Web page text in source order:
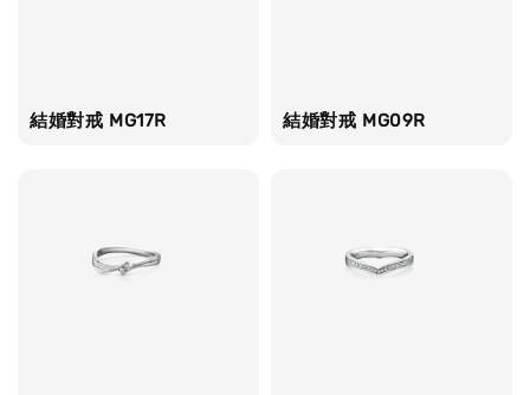
結婚對戒 MG17R 結婚對戒 MG09R